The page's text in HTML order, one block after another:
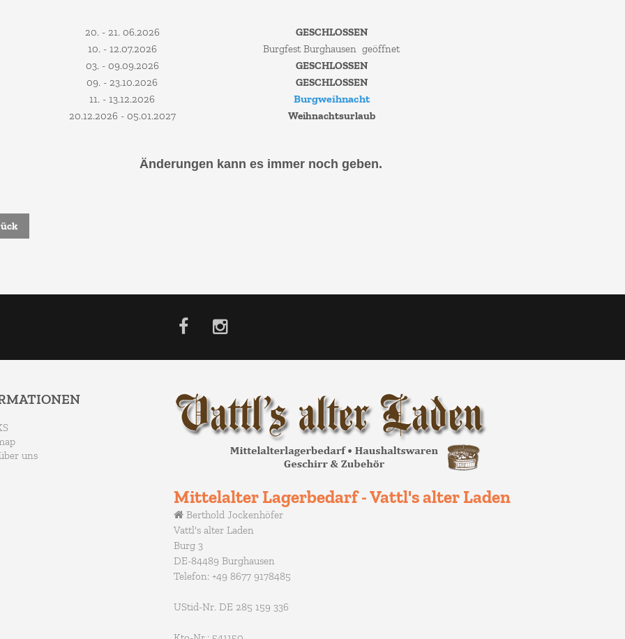
20. - 21. 06.2026
GESCHLOSSEN
10. - 12.07.2026
Burgfest Burghausen geöffnet
03. - 09.09.2026
GESCHLOSSEN
09. - 23.10.2026
GESCHLOSSEN
11. - 13.12.2026
Burgweihnacht
20.12.2026 - 05.01.2027 Weihnachtsurlaub
Änderungen kann es immer noch geben.
uns
Mittelalter Lagerbedarf - Vattl's alter Laden
Berthold Jockenhöfer
Vattl's alter Laden
Burg 3
DE-84489 Burghausen
Telefon: +49 8677 9178485
UStid-Nr. DE 285 159 336